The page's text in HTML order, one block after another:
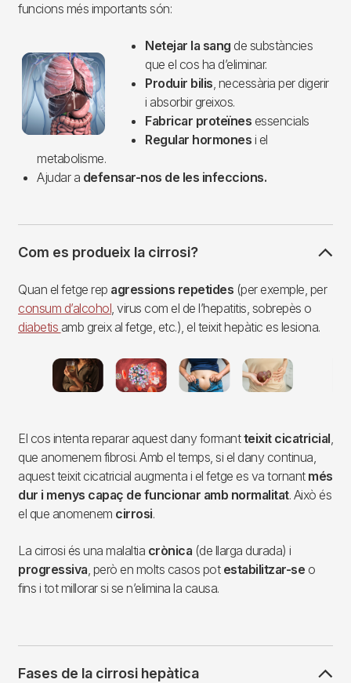
funcions més importants són:
Imagen
Netejar la sang de substàncies
que el cos ha d’eliminar.
Produir bilis, necessària per digerir
i absorbir greixos.
Fabricar proteïnes essencials
Regular hormones i el
metabolisme.
Ajudar a defensar-nos de les infeccions.
Com es produeix la cirrosi?
Quan el fetge rep agressions repetides (per exemple, per
consum d’alcohol, virus com el de l’hepatitis, sobrepès o
diabetis amb greix al fetge, etc.), el teixit hepàtic es lesiona.
Imagen
El cos intenta reparar aquest dany formantteixit cicatricial,
que anomenem fibrosi. Amb el temps, si el dany continua,
aquest teixit cicatricial augmenta i el fetge es va tornant més
dur i menys capaç de funcionar amb normalitat. Això és
el que anomenem cirrosi.
La cirrosi és una malaltia crònica (de llarga durada) i
progressiva, però en molts casos pot estabilitzar-se o
fins i tot millorar si se n’elimina la causa.
Fases de la cirrosi hepàtica